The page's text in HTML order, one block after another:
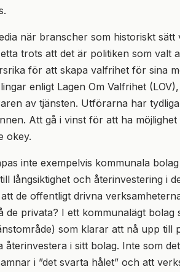
när branscher som historiskt sätt
trots att det är politiken som valt
för att skapa valfrihet för sina
enligt Lagen Om Valfrihet
av tjänsten. Utförarna har
Att gå i vinst för att ha möjlighet
okey.
inte exempelvis kommunala
långsiktighet och återinvestering i
de offentligt drivna
de privata? I ett kommunalägt bolag
som klarar att nå upp till
i sitt bolag. Inte som
i ”det svarta hålet” och att